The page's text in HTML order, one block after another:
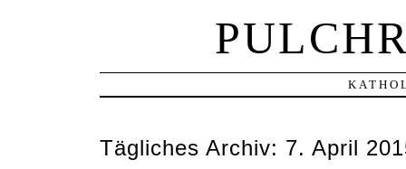
Tägliches Archiv: 7. April